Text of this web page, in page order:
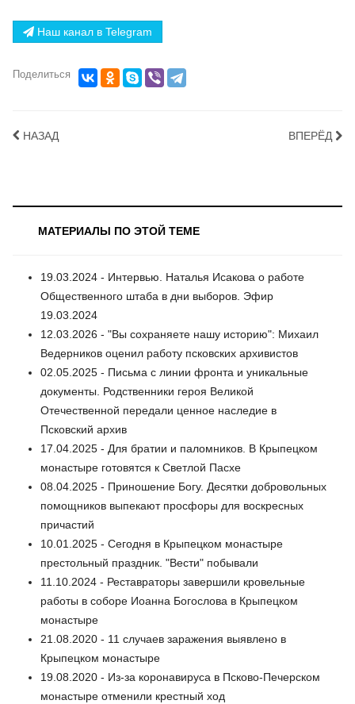
Наш канал в Telegram
Поделиться
НАЗАД ВПЕРЁД
МАТЕРИАЛЫ ПО ЭТОЙ ТЕМЕ
19.03.2024 - Интервью. Наталья Исакова о работе
Общественного штаба в дни выборов. Эфир
19.03.2024
12.03.2026 - "Вы сохраняете нашу историю": Михаил
Ведерников оценил работу псковских архивистов
02.05.2025 - Письма с линии фронта и уникальные
документы. Родственники героя Великой
Отечественной передали ценное наследие в
Псковский архив
17.04.2025 - Для братии и паломников. В Крыпецком
монастыре готовятся к Светлой Пасхе
08.04.2025 - Приношение Богу. Десятки добровольных
помощников выпекают просфоры для воскресных
причастий
10.01.2025 - Сегодня в Крыпецком монастыре
престольный праздник. "Вести" побывали
11.10.2024 - Реставраторы завершили кровельные
работы в соборе Иоанна Богослова в Крыпецком
монастыре
21.08.2020 - 11 случаев заражения выявлено в
Крыпецком монастыре
19.08.2020 - Из-за коронавируса в Псково-Печерском
монастыре отменили крестный ход